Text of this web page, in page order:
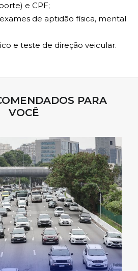
e CPF;
de aptidão física, mental
e teste de direção veicular.
PARA
VOCÊ